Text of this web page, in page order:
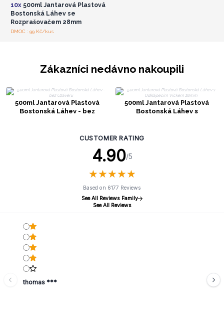
10x500ml Jantarová Plastová
Bostonská Láhev se
Rozprašovačem 28mm
DMOC : 99 Kč/kus
Zákazníci nedávno nakoupili
500ml Jantarová Plastová
Bostonská Láhev - bez
500ml Jantarová Plastová
Bostonská Láhev s
CUSTOMER RATING
4.90/5
★★★★★
★★★★★
Based on 6177 Reviews
See All Reviews Family
See All Reviews
thomas ***